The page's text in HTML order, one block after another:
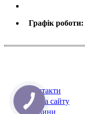
Графік роботи:
Контакти
Карта сайту
Новини